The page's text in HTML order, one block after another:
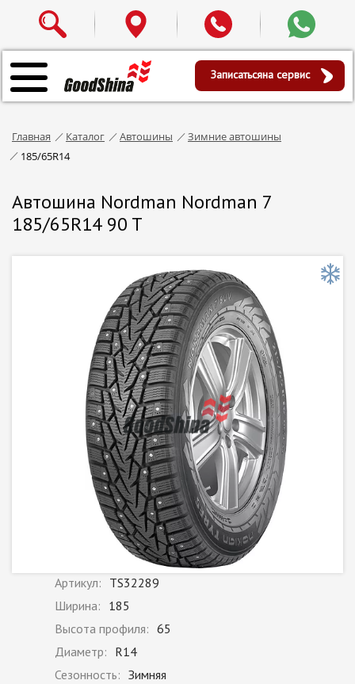
Записатьсяна сервис
Главная Каталог Автошины
Зимние автошины
185/65R14
Автошина Nordman Nordman 7
185/65R14 90 T
Артикул: TS32289
Ширина: 185
Высота профиля: 65
Диаметр: R14
Сезонность: Зимняя